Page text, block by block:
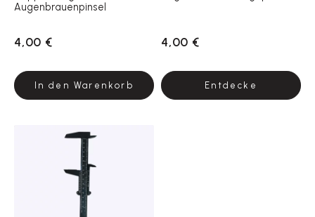
Augenbrauenpinsel
4,00 €
In den Warenkorb
4,00 €
Entdecke